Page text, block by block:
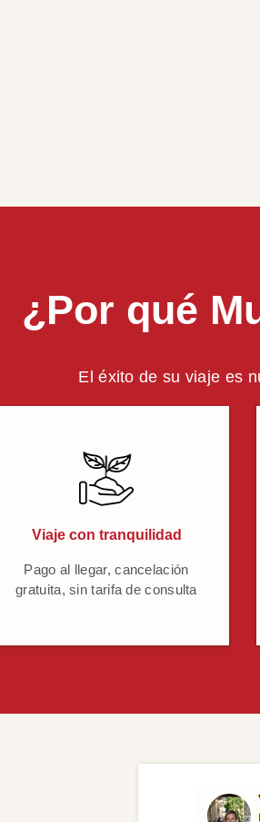
¿Por qué
El éxito de su viaje es
Viaje con tranquilidad
Pago al llegar, cancelación
gratuita, sin tarifa de consulta